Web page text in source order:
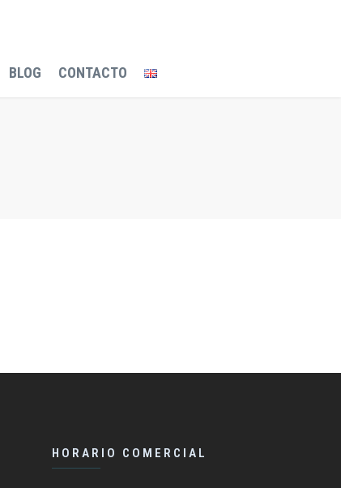
BLOG CONTACTO
HORARIO COMERCIAL